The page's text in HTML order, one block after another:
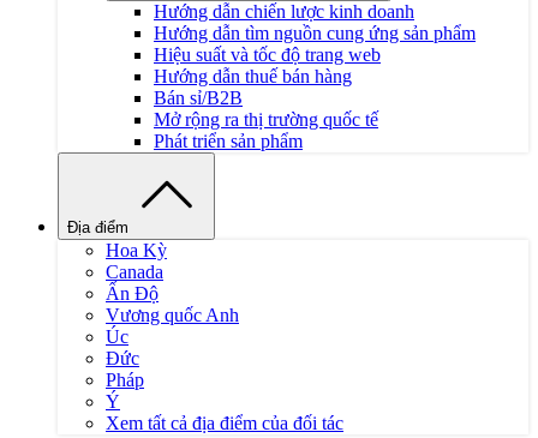
Hướng dẫn chiến lược kinh doanh
Hướng dẫn tìm nguồn cung ứng sản phẩm
Hiệu suất và tốc độ trang web
Hướng dẫn thuế bán hàng
Bán sỉ/B2B
Mở rộng ra thị trường quốc tế
Phát triển sản phẩm
Địa điểm
Hoa Kỳ
Canada
Ấn Độ
Vương quốc Anh
Úc
Đức
Pháp
Ý
Xem tất cả địa điểm của đối tác